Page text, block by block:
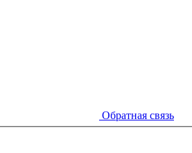
Обратная связь